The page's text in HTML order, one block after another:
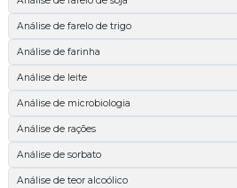
Análise de farelo de trigo
Análise de farinha
Análise de leite
Análise de microbiologia
Análise de rações
Análise de sorbato
Análise de teor alcoólico